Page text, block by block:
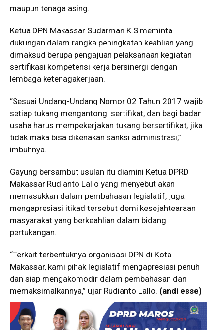
maupun tenaga asing.
Ketua DPN Makassar Sudarman K.S meminta
dukungan dalam rangka peningkatan keahlian yang
dimaksud berupa pengajuan pelaksanaan kegiatan
sertifikasi kompetensi kerja bersinergi dengan
lembaga ketenagakerjaan.
“Sesuai Undang-Undang Nomor 02 Tahun 2017 wajib
setiap tukang mengantongi sertifikat, dan bagi badan
usaha harus mempekerjakan tukang bersertifikat, jika
tidak maka bisa dikenakan sanksi administrasi,”
imbuhnya.
Gayung bersambut usulan itu diamini Ketua DPRD
Makassar Rudianto Lallo yang menyebut akan
memasukkan dalam pembahasan legislatif, juga
mengapresiasi itikad tersebut demi kesejahtearaan
masyarakat yang berkeahlian dalam bidang
pertukangan.
“Terkait terbentuknya organisasi DPN di Kota
Makassar, kami pihak legislatif mengapresiasi penuh
dan siap mengakomodir dalam pembahasan dan
memaksimalkannya,” ujar Rudianto Lallo. (andi esse)